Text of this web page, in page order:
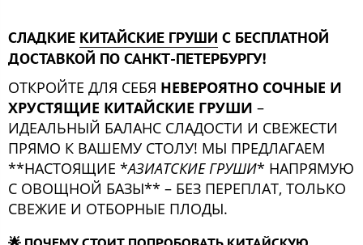
СЛАДКИЕ КИТАЙСКИЕ ГРУШИ С БЕСПЛАТНОЙ
ДОСТАВКОЙ ПО САНКТ-ПЕТЕРБУРГУ!
ОТКРОЙТЕ ДЛЯ СЕБЯ НЕВЕРОЯТНО СОЧНЫЕ И
ХРУСТЯЩИЕ КИТАЙСКИЕ ГРУШИ –
ИДЕАЛЬНЫЙ БАЛАНС СЛАДОСТИ И СВЕЖЕСТИ
ПРЯМО К ВАШЕМУ СТОЛУ! МЫ ПРЕДЛАГАЕМ
**НАСТОЯЩИЕ *АЗИАТСКИЕ ГРУШИ* НАПРЯМУЮ
С ОВОЩНОЙ БАЗЫ** – БЕЗ ПЕРЕПЛАТ, ТОЛЬКО
СВЕЖИЕ И ОТБОРНЫЕ ПЛОДЫ.